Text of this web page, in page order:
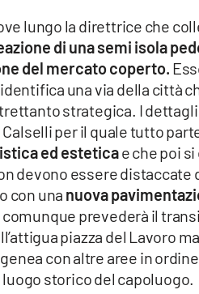
lungo la direttrice che
di una semi isola
del mercato coperto.
una via della città
strategica. I
per il quale tutto
ed esteticae che poi
devono essere distaccate
con una nuova
comunque prevederà il
piazza del Lavoro
con altre aree in
luogo storico del capoluogo.